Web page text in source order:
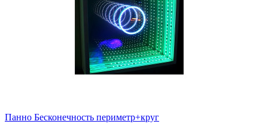
Панно Бесконечность периметр+круг